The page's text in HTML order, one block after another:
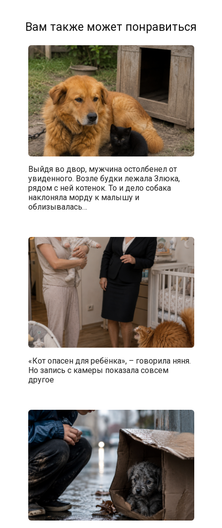
Вам также может понравиться
Выйдя во двор, мужчина остолбенел от
увиденного. Возле будки лежала Злюка,
рядом с ней котенок. То и дело собака
наклоняла морду к малышу и
облизывалась…
«Кот опасен для ребёнка», – говорила няня.
Но запись с камеры показала совсем
другое